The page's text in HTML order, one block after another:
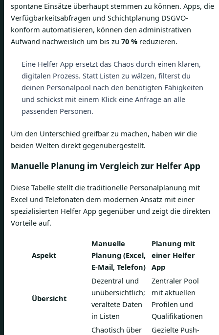
spontane Einsätze überhaupt stemmen zu können. Apps, die
Verfügbarkeitsabfragen und Schichtplanung DSGVO-
konform automatisieren, können den administrativen
Aufwand nachweislich um bis zu 70 % reduzieren.
Eine Helfer App ersetzt das Chaos durch einen klaren,
digitalen Prozess. Statt Listen zu wälzen, filterst du
deinen Personalpool nach den benötigten Fähigkeiten
und schickst mit einem Klick eine Anfrage an alle
passenden Personen.
Um den Unterschied greifbar zu machen, haben wir die
beiden Welten direkt gegenübergestellt.
Manuelle Planung im Vergleich zur Helfer App
Diese Tabelle stellt die traditionelle Personalplanung mit
Excel und Telefonaten dem modernen Ansatz mit einer
spezialisierten Helfer App gegenüber und zeigt die direkten
Vorteile auf.
Aspekt
Manuelle
Planung (Excel,
E-Mail, Telefon)
Planung mit
einer Helfer
App
Übersicht
Dezentral und
unübersichtlich;
veraltete Daten
in Listen
Zentraler Pool
mit aktuellen
Profilen und
Qualifikationen
Chaotisch über
Gezielte Push-